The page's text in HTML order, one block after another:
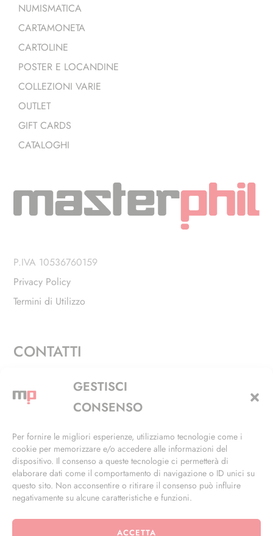
GESTISCI
CONSENSO
Per fornire le migliori esperienze, utilizziamo tecnologie come i
cookie per memorizzare e/o accedere alle informazioni del
dispositivo. Il consenso a queste tecnologie ci permetterà di
elaborare dati come il comportamento di navigazione o ID unici su
questo sito. Non acconsentire o ritirare il consenso può influire
negativamente su alcune caratteristiche e funzioni.
ACCETTA
NUMISMATICA
CARTAMONETA
CARTOLINE
POSTER E LOCANDINE
COLLEZIONI VARIE
OUTLET
GIFT CARDS
CATALOGHI
P.IVA 10536760159
Privacy Policy
Termini di Utilizzo
CONTATTI
Via Alfieri, 27 - Trezzano Sul Naviglio (MI)
+39 02 4846 3155
info@masterphil.it